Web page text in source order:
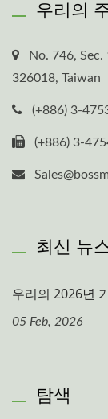
우리의
No. 746, Sec.
326018, Taiwan
(+886) 3-
(+886) 3-
최신 뉴
우리의 2026년
05 Feb, 2026
탐색